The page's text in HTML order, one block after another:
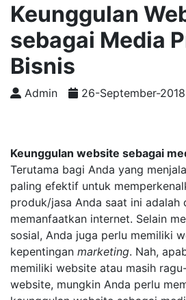
Keunggulan
sebagai Media
Bisnis
Admin 26-September-2018
Keunggulan website sebagai
Terutama bagi Anda yang
paling efektif untuk
produk/jasa Anda saat ini adalah
memanfaatkan internet. Selain
sosial, Anda juga perlu memiliki
kepentingan marketing. Nah,
memiliki website atau masih
website, mungkin Anda perlu